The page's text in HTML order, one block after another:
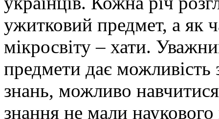
ужитковий предмет, а як
мікросвіту – хати.
предмети дає можливість
знань, можливо
знання не мали